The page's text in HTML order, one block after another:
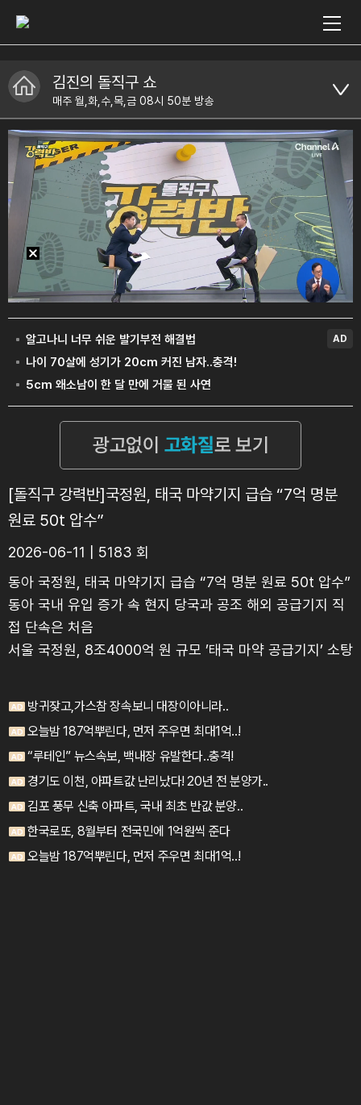
김진의 돌직구 쇼
매주 월,화,수,목,금 08시 50분 방송
[돌직구 강력반]국정원, 태국 마약기지 급습 “7억 명분
원료 50t 압수”
2026-06-11 | 5183 회
동아 국정원, 태국 마약기지 급습 “7억 명분 원료 50t 압수”
동아 국내 유입 증가 속 현지 당국과 공조 해외 공급기지 직
접 단속은 처음
서울 국정원, 8조4000억 원 규모 ’태국 마약 공급기지’ 소탕